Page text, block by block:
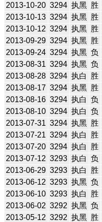
2013-10-20 3294 执黑 胜
2013-10-13 3294 执黑 胜
2013-10-12 3294 执黑 胜
2013-09-29 3294 执黑 胜
2013-09-24 3294 执黑 负
2013-08-31 3294 执黑 负
2013-08-28 3294 执白 胜
2013-08-17 3294 执黑 胜
2013-08-16 3294 执白 负
2013-08-10 3294 执白 负
2013-07-31 3294 执黑 胜
2013-07-21 3294 执白 胜
2013-07-20 3294 执白 胜
2013-07-12 3293 执白 负
2013-06-29 3293 执白 胜
2013-06-12 3293 执黑 负
2013-06-10 3293 执白 胜
2013-06-02 3292 执黑 负
2013-05-12 3292 执黑 胜